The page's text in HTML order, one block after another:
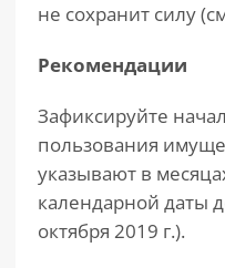
не сохранит силу
Рекомендации
Зафиксируйте
пользования
указывают в
календарной даты
октября 2019 г.).